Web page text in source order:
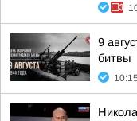
9
битвы
10:15